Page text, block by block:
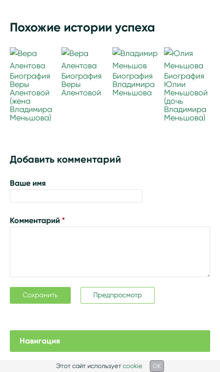
Похожие истории успеха
Биография
Веры
Алентовой
(жена
Владимира
Меньшова)
Биография
Веры
Алентовой
Биография
Владимира
Меньшова
Биография
Юлии
Меньшовой
(дочь
Владимира
Меньшова)
Добавить комментарий
Ваше имя
Комментарий*
Навигация
На главнуюЭтот сайт использует cookie OK